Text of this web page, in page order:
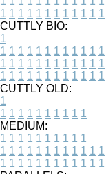
1 1 1 1 1 1 1 1 1 1 1 1
CUTTLY BIO:
1
1 1 1 1 1 1 1 1 1 1 1 1
1 1 1 1 1 1 1 1 1 1 1 1
1 1 1 1 1 1 1 1 1 1 1 1
CUTTLY OLD:
1
1 1 1 1 1 1 1 1 1 1
MEDIUM:
1 1 1 1 1 1 1 1 1 1
1 1 1 1 1 1 1 1 1 1 1 1
1 1 1 1 1 1 1 1 1 1 1 1